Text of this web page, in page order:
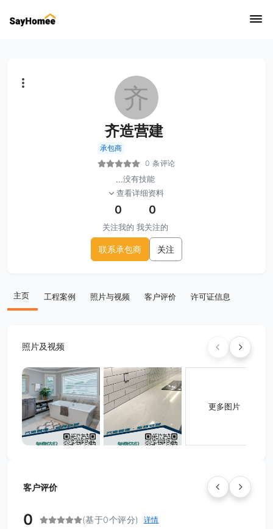
齐
齐造营建
承包商
0 条评论
...没有技能
查看详细资料
0
关注我的
0
我关注的
联系承包商 关注
主页 工程案例 照片与视频 客户评价 许可证信息
照片及视频
更多图片
客户评价
0 (基于0个评分) 详情